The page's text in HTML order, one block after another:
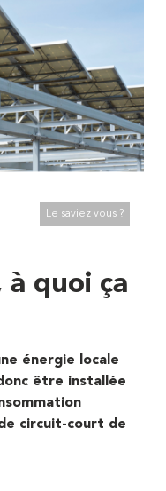
Le saviez vous ?
à quoi ça
énergie locale
être installée
circuit-court de